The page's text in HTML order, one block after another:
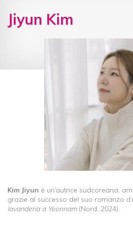
Jiyun Kim
Kim Jiyun è un’autrice sudcoreana,
grazie al successo del suo romanzo
lavanderia a Yeonnam (Nord, 2024).